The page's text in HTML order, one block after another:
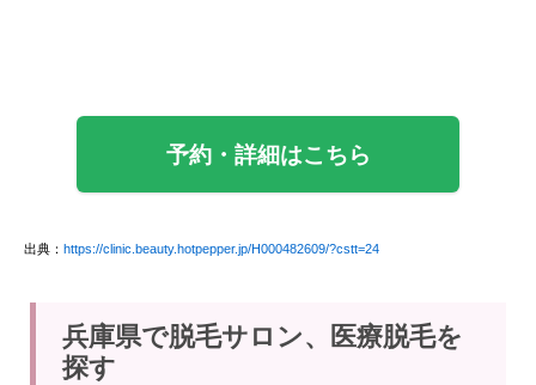
予約・詳細はこちら
出典： https://clinic.beauty.hotpepper.jp/H000482609/?cstt=24
兵庫県で脱毛サロン、医療脱毛を
探す